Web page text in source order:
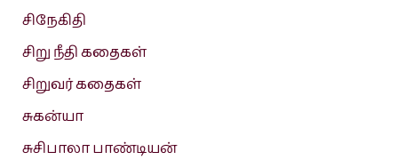
சிநேகிதி
சிறு நீதி கதைகள்
சிறுவர் கதைகள்
சுகன்யா
சுசிபாலா பாண்டியன்